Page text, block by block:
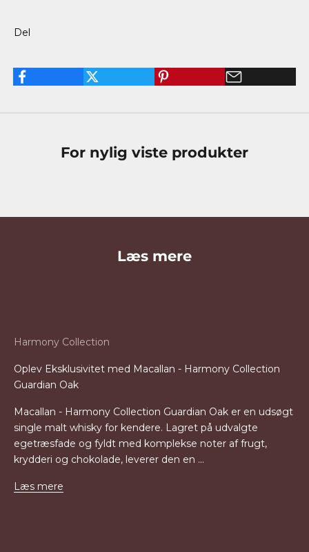
Del
For nylig viste produkter
Læs mere
Harmony Collection
Oplev Eksklusivitet med Macallan - Harmony Collection
Guardian Oak
Macallan - Harmony Collection Guardian Oak er en udsøgt
single malt whisky for kendere. Lagret på udvalgte
egetræsfade og fyldt med komplekse noter af frugt,
krydderi og chokolade, leverer den en ...
Læs mere